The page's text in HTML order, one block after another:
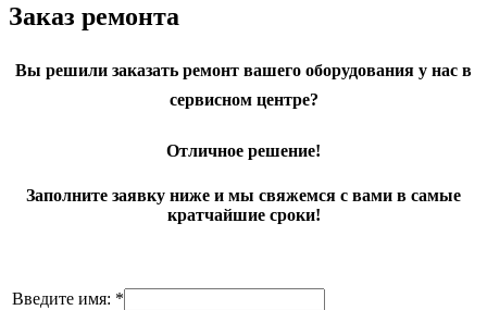
Заказ ремонта
Вы решили заказать ремонт вашего оборудования у нас в
сервисном центре?
Отличное решение!
Заполните заявку ниже и мы свяжемся с вами в самые
кратчайшие сроки!
Введите имя: *